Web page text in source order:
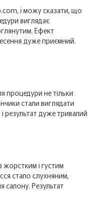
і можу сказати, що
виглядає
Ефект
дуже приємний.
процедури не тільки
стали виглядати
результат дуже тривалий
жорстким і густим
стало слухняним,
салону. Результат